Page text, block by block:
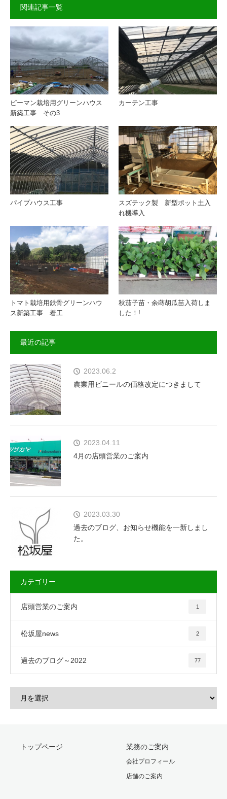
関連記事一覧
ピーマン栽培用グリーンハウス
新築工事 その3
カーテン工事
パイプハウス工事
スズテック製 新型ポット土入
れ機導入
トマト栽培用鉄骨グリーンハウ
ス新築工事 着工
秋茄子苗・余蒔胡瓜苗入荷しま
した！!
最近の記事
2023.06.2
農業用ビニールの価格改定につきまして
2023.04.11
4月の店頭営業のご案内
2023.03.30
過去のブログ、お知らせ機能を一新しまし
た。
カテゴリー
店頭営業のご案内 1
松坂屋news 2
過去のブログ～2022 77
トップページ 業務のご案内
会社プロフィール
店舗のご案内